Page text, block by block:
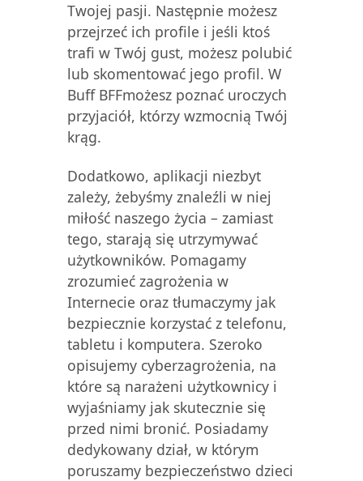
Twojej pasji. Następnie możesz
przejrzeć ich profile i jeśli ktoś
trafi w Twój gust, możesz polubić
lub skomentować jego profil. W
Buff BFFmożesz poznać uroczych
przyjaciół, którzy wzmocnią Twój
krąg.
Dodatkowo, aplikacji niezbyt
zależy, żebyśmy znaleźli w niej
miłość naszego życia – zamiast
tego, starają się utrzymywać
użytkowników. Pomagamy
zrozumieć zagrożenia w
Internecie oraz tłumaczymy jak
bezpiecznie korzystać z telefonu,
tabletu i komputera. Szeroko
opisujemy cyberzagrożenia, na
które są narażeni użytkownicy i
wyjaśniamy jak skutecznie się
przed nimi bronić. Posiadamy
dedykowany dział, w którym
poruszamy bezpieczeństwo dzieci